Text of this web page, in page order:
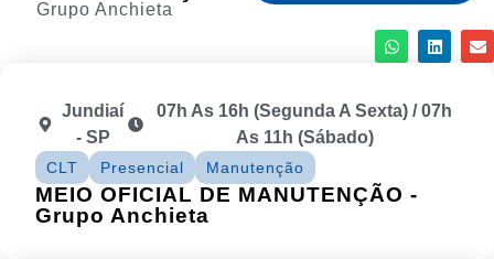
Grupo Anchieta
Jundiaí
- SP
07h As 16h (segunda A Sexta) / 07h
As 11h (sábado)
CLT Presencial Manutenção
MEIO OFICIAL DE MANUTENÇÃO -
Grupo Anchieta